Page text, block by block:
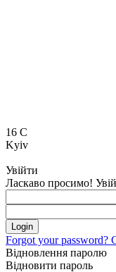
16 C
Kyiv
Увійти
Ласкаво просимо!
Forgot your password?
Відновлення паролю
Відновити пароль